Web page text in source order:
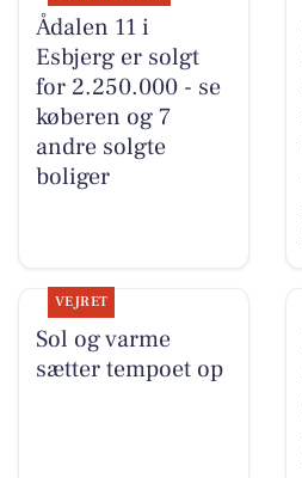
Ådalen 11 i
Esbjerg er solgt
for 2.250.000 - se
køberen og 7
andre solgte
boliger
VEJRET
Sol og varme
sætter tempoet op